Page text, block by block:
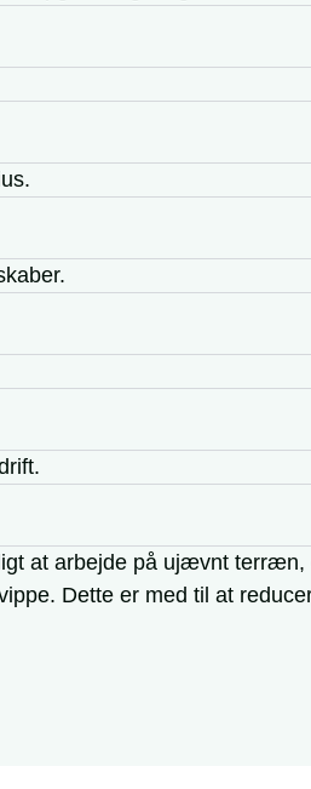
at arbejde på ujævnt terræn,
Dette er med til at